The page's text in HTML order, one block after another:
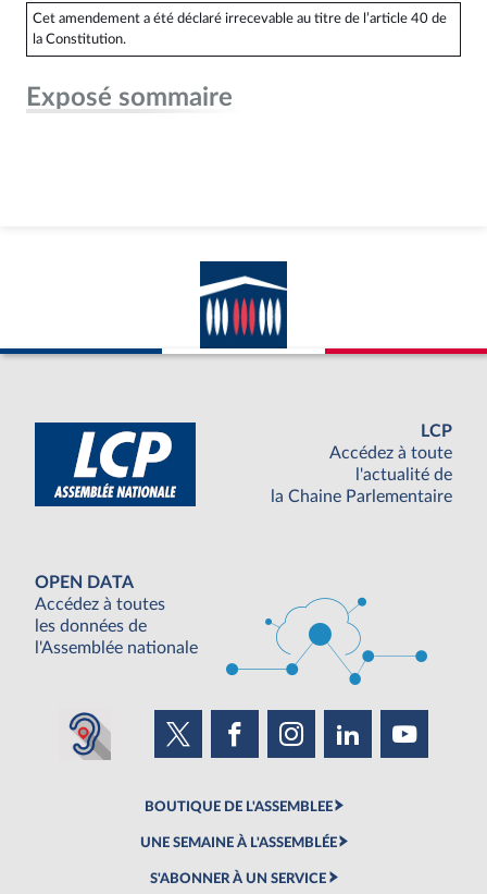
Cet amendement a été déclaré irrecevable au titre de l’article 40 de
la Constitution.
Exposé sommaire
LCP
Accédez à toute
l'actualité de
la Chaine Parlementaire
OPEN DATA
Accédez à toutes
les données de
l'Assemblée nationale
BOUTIQUE DE L'ASSEMBLEE
UNE SEMAINE À L'ASSEMBLÉE
S'ABONNER À UN SERVICE